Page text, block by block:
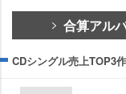
合算アル
CDシングル売上TOP3